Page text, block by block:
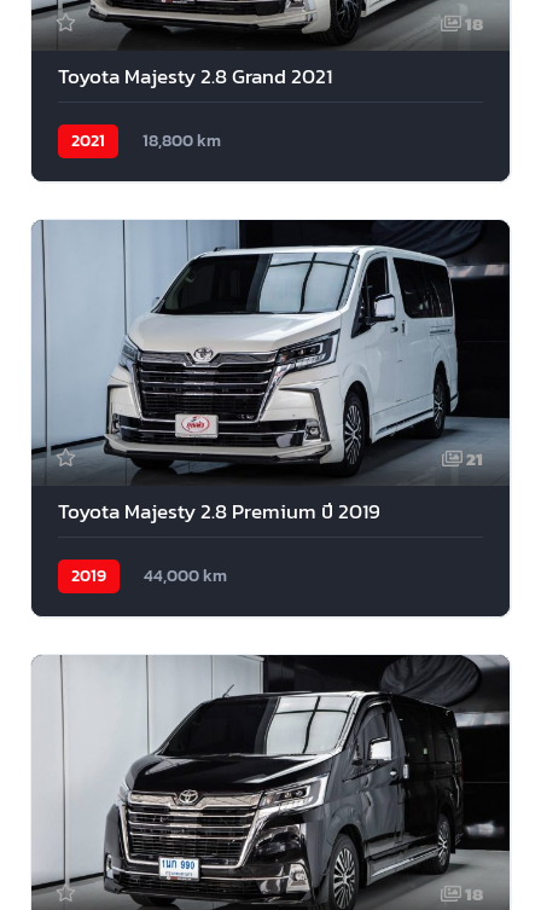
18
Toyota Majesty 2.8 Grand 2021
2021 18,800 km
21
Toyota Majesty 2.8 Premium ปี 2019
2019 44,000 km
18